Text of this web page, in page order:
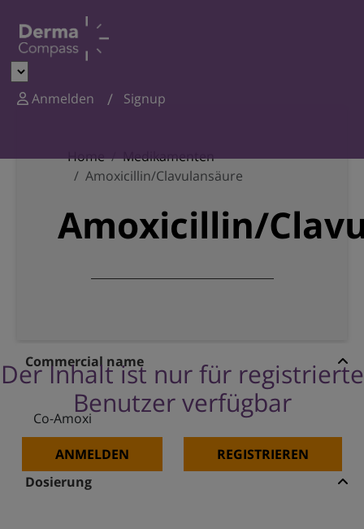
Anmelden Signup
Home
Medikamenten
Amoxicillin/Clavulansäure
Amoxicillin/
Der Inhalt ist nur für registrierte
Benutzer verfügbar
ANMELDEN REGISTRIEREN
Commercial name
Co-Amoxi
Dosierung